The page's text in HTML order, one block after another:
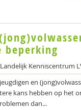
beperking
Landelijk Kenniscentrum
en
kans hebben op het
dan...